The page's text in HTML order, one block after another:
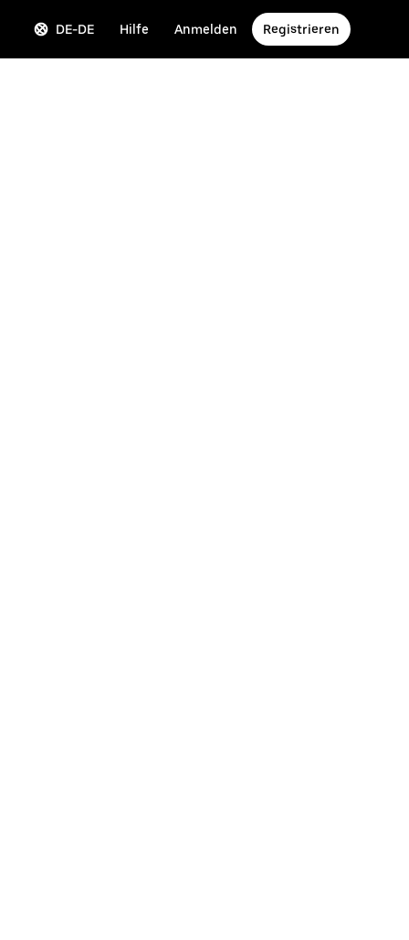
DE-DE Hilfe Anmelden Registrieren